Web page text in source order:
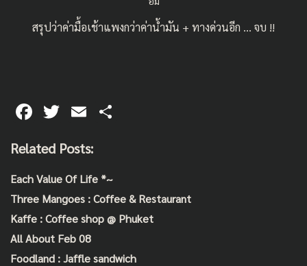
สรุปว่าค่ามื้อเช้าแพงกว่าค่าน้ำมัน + ทางด่วนอีก … จบ !!
F
e
b
o
o
k
T
tt
er
E
ai
l
Related Posts:
Each Value Of Life *~
Three Mangoes : Coffee & Restaurant
Kaffe : Coffee shop @ Phuket
All About Feb 08
Foodland : Jaffle sandwich